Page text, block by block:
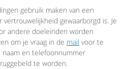
gebruik maken van een
gewaarborgd is. Je
andere doeleinden worden
om je vraag in de mail voor te
naam en telefoonnummer
te worden.